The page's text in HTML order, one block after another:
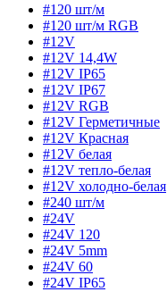
#120 шт/м
#120 шт/м RGB
#12V
#12V 14,4W
#12V IP65
#12V IP67
#12V RGB
#12V Герметичные
#12V Красная
#12V белая
#12V тепло-белая
#12V холодно-белая
#240 шт/м
#24V
#24V 120
#24V 5mm
#24V 60
#24V IP65